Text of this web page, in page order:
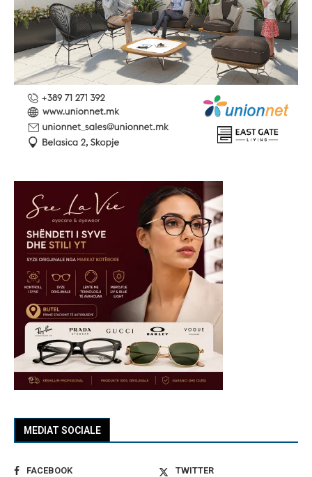
MEDIAT SOCIALE
FACEBOOK
TWITTER